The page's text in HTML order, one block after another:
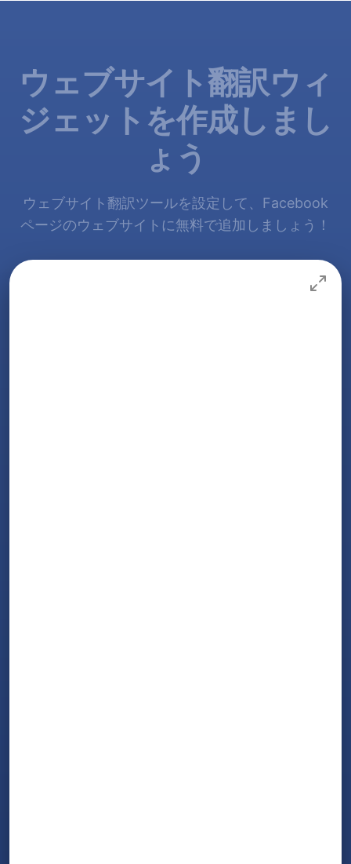
ウェブサイト翻訳ウィ
ジェットを作成しまし
ょう
ウェブサイト翻訳ツールを設定して、Facebook
ページのウェブサイトに無料で追加しましょう！